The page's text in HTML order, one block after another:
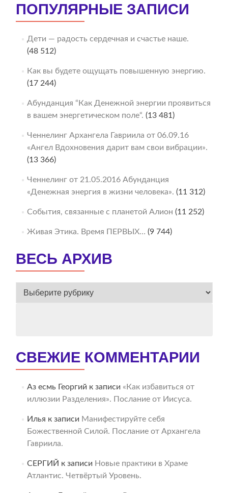
ПОПУЛЯРНЫЕ ЗАПИСИ
Дети — радость сердечная и счастье наше.
(48 512)
Как вы будете ощущать повышенную энергию.
(17 244)
Абунданция “Как Денежной энергии проявиться
в вашем энергетическом поле“. (13 481)
Ченнелинг Архангела Гавриила от 06.09.16
«Ангел Вдохновения дарит вам свои вибрации».
(13 366)
Ченнелинг от 21.05.2016 Абунданция
«Денежная энергия в жизни человека». (11 312)
События, связанные с планетой Алион (11 252)
Живая Этика. Время ПЕРВЫХ… (9 744)
ВЕСЬ АРХИВ
ВЕСЬ
СВЕЖИЕ КОММЕНТАРИИ
Аз есмь Георгий к записи «Как избавиться от
иллюзии Разделения». Послание от Иисуса.
Илья к записи Манифестируйте себя
Божественной Силой. Послание от Архангела
Гавриила.
СЕРГИЙ к записи Новые практики в Храме
Атлантис. Четвёртый Уровень.